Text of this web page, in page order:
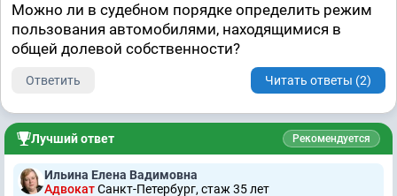
Можно ли в судебном порядке определить режим
пользования автомобилями, находящимися в
общей долевой собственности?
Ответить Читать ответы (2)
Лучший ответ Рекомендуется
Ильина Елена Вадимовна
АдвокатСанкт-Петербург, стаж 35 лет